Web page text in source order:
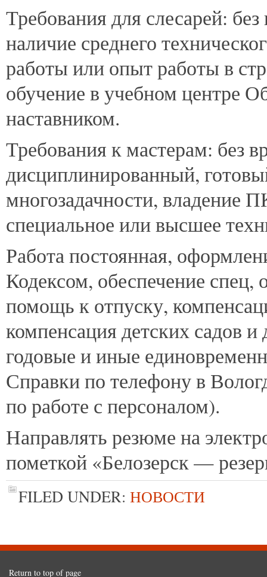
Требования для слесарей:
наличие среднего
работы или опыт работы в
обучение в учебном центре
наставником.
Требования к мастерам: без
дисциплинированный,
многозадачности, владение
специальное или высшее
Работа постоянная,
Кодексом, обеспечение спец,
помощь к отпуску,
компенсация детских садов
годовые и иные
Справки по телефону в
по работе с персоналом).
Направлять резюме на
пометкой «Белозерск —
FILED UNDER: НОВОСТИ
Return to top of page